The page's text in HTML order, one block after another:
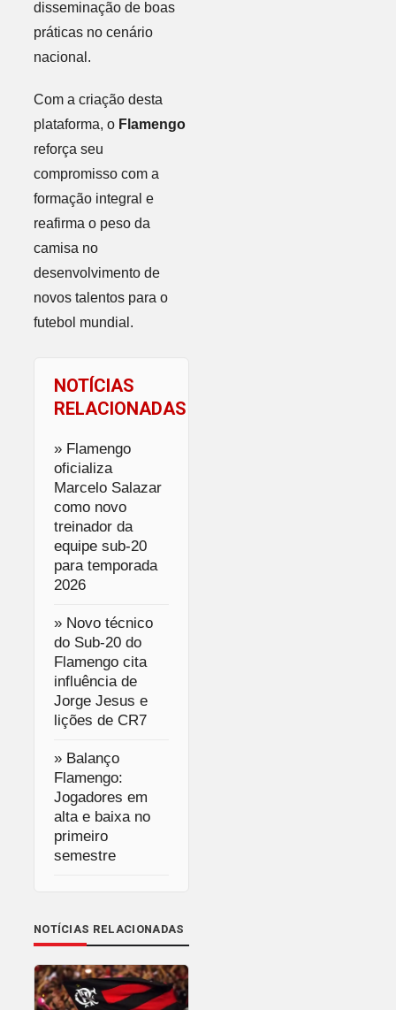
disseminação de boas
práticas no cenário
nacional.
Com a criação desta
plataforma, o Flamengo
reforça seu
compromisso com a
formação integral e
reafirma o peso da
camisa no
desenvolvimento de
novos talentos para o
futebol mundial.
NOTÍCIAS
RELACIONADAS
» Flamengo
oficializa
Marcelo Salazar
como novo
treinador da
equipe sub-20
para temporada
2026
» Novo técnico
do Sub-20 do
Flamengo cita
influência de
Jorge Jesus e
lições de CR7
» Balanço
Flamengo:
Jogadores em
alta e baixa no
primeiro
semestre
NOTÍCIAS RELACIONADAS